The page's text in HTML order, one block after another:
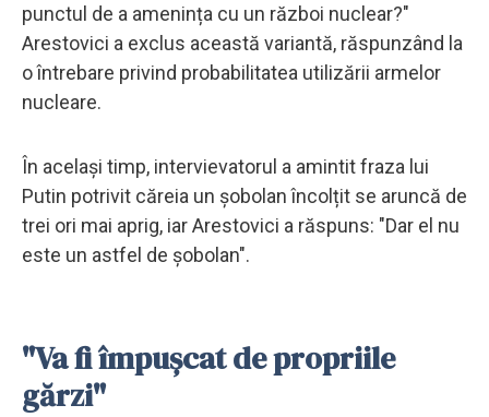
punctul de a amenința cu un război nuclear?"
Arestovici a exclus această variantă, răspunzând la
o întrebare privind probabilitatea utilizării armelor
nucleare.
În același timp, intervievatorul a amintit fraza lui
Putin potrivit căreia un șobolan încolțit se aruncă de
trei ori mai aprig, iar Arestovici a răspuns: "Dar el nu
este un astfel de șobolan".
"Va fi împușcat de propriile
gărzi"